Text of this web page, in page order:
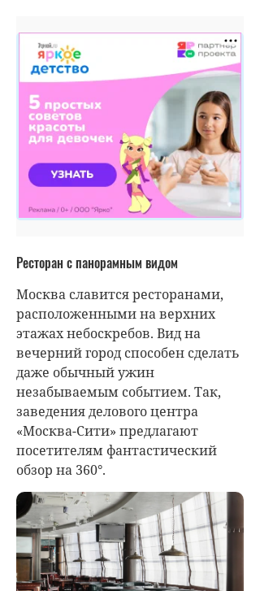
Ресторан с панорамным видом
Москва славится ресторанами,
расположенными на верхних
этажах небоскребов. Вид на
вечерний город способен сделать
даже обычный ужин
незабываемым событием. Так,
заведения делового центра
«Москва-Сити» предлагают
посетителям фантастический
обзор на 360°.